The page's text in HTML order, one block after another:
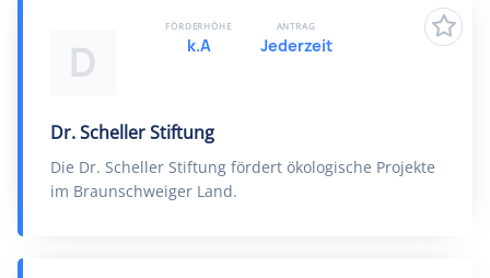
D
Dr. Scheller Stiftung
Die Dr. Scheller Stiftung fördert ökologische Projekte
im Braunschweiger Land.
FÖRDERHÖHE
k.A
ANTRAG
Jederzeit